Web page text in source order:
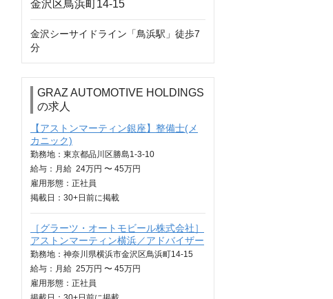
金沢シーサイドライン「鳥浜駅」徒歩7
分
GRAZ AUTOMOTIVE HOLDINGS
の求人
【アストンマーティン銀座】整備士(メ
カニック)
勤務地：東京都品川区勝島1-3-10
給与： 月給 24万円 〜 45万円
雇用形態：正社員
掲載日： 30+日 前に掲載
［グラーツ・オートモビール株式会社］
アストンマーティン横浜／アドバイザー
勤務地：神奈川県横浜市金沢区鳥浜町14-15
給与： 月給 25万円 〜 45万円
雇用形態：正社員